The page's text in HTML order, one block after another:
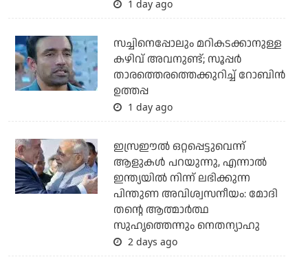
1 day ago
സച്ചിനെപ്പോലും മറികടക്കാനുള്ള
കഴിവ് അവനുണ്ട്; സൂപ്പര്‍
താരത്തെരത്തെക്കുറിച്ച് റോബിന്‍
ഉത്തപ്പ
1 day ago
ഇസ്രഈല്‍ ഒറ്റപ്പെട്ടുവെന്ന്
ആളുകള്‍ പറയുന്നു, എന്നാല്‍
ഇന്ത്യയില്‍ നിന്ന് ലഭിക്കുന്ന
പിന്തുണ അവിശ്വസനീയം: മോദി
തന്റെ ആത്മാര്‍ത്ഥ
സുഹൃത്തെന്നും നെതന്യാഹു
2 days ago